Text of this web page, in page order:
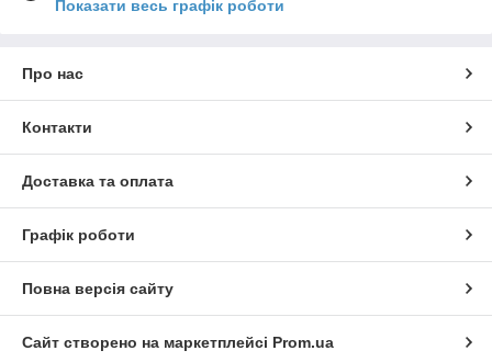
Показати весь графік роботи
Про нас
Контакти
Доставка та оплата
Графік роботи
Повна версія сайту
Сайт створено на маркетплейсі Prom.ua